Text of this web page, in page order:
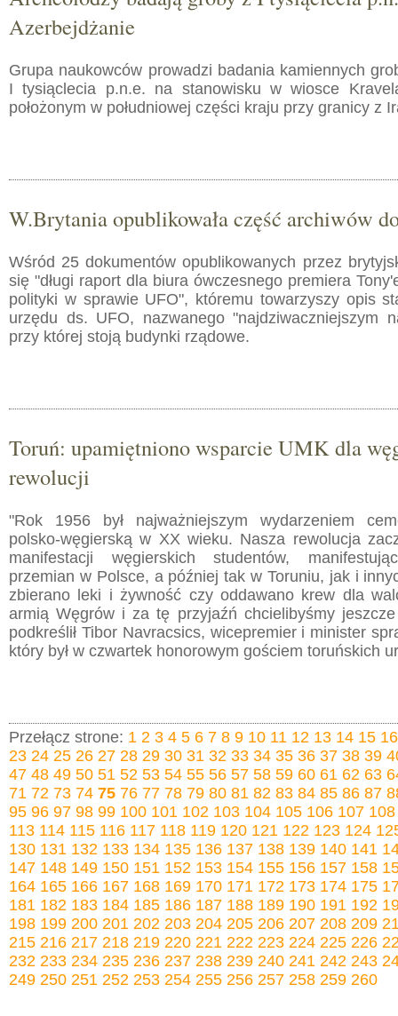
Azerbejdżanie
Grupa naukowców prowadzi badania kamiennych
I tysiąclecia p.n.e. na stanowisku w wiosce
położonym w południowej części kraju przy granicy z
W.Brytania opublikowała część archiwów
Wśród 25 dokumentów opublikowanych przez
się "długi raport dla biura ówczesnego premiera
polityki w sprawie UFO", któremu towarzyszy opis
urzędu ds. UFO, nazwanego "najdziwaczniejszym
przy której stoją budynki rządowe.
Toruń: upamiętniono wsparcie UMK dla
rewolucji
"Rok 1956 był najważniejszym wydarzeniem
polsko-węgierską w XX wieku. Nasza rewolucja
manifestacji węgierskich studentów,
przemian w Polsce, a później tak w Toruniu, jak i
zbierano leki i żywność czy oddawano krew dla
armią Węgrów i za tę przyjaźń chcielibyśmy
podkreślił Tibor Navracsics, wicepremier i minister
który był w czwartek honorowym gościem toruńskich
Przełącz strone: 1 2 3 4 5 6 7 8 9 10 11 12 13 14 15 16
23 24 25 26 27 28 29 30 31 32 33 34 35 36 37 38 39
47 48 49 50 51 52 53 54 55 56 57 58 59 60 61 62 63
71 72 73 74 75 76 77 78 79 80 81 82 83 84 85 86 87
95 96 97 98 99 100 101 102 103 104 105 106 107 108
113 114 115 116 117 118 119 120 121 122 123 124
130 131 132 133 134 135 136 137 138 139 140 141
147 148 149 150 151 152 153 154 155 156 157 158
164 165 166 167 168 169 170 171 172 173 174 175
181 182 183 184 185 186 187 188 189 190 191 192
198 199 200 201 202 203 204 205 206 207 208 209
215 216 217 218 219 220 221 222 223 224 225 226
232 233 234 235 236 237 238 239 240 241 242 243
249 250 251 252 253 254 255 256 257 258 259 260